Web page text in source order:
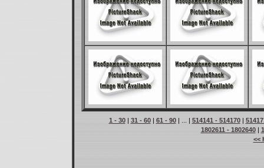
1 - 30| 31 - 60| 61 - 90| ... | 514141 - 514170|
1802611 - 1802640|
<<